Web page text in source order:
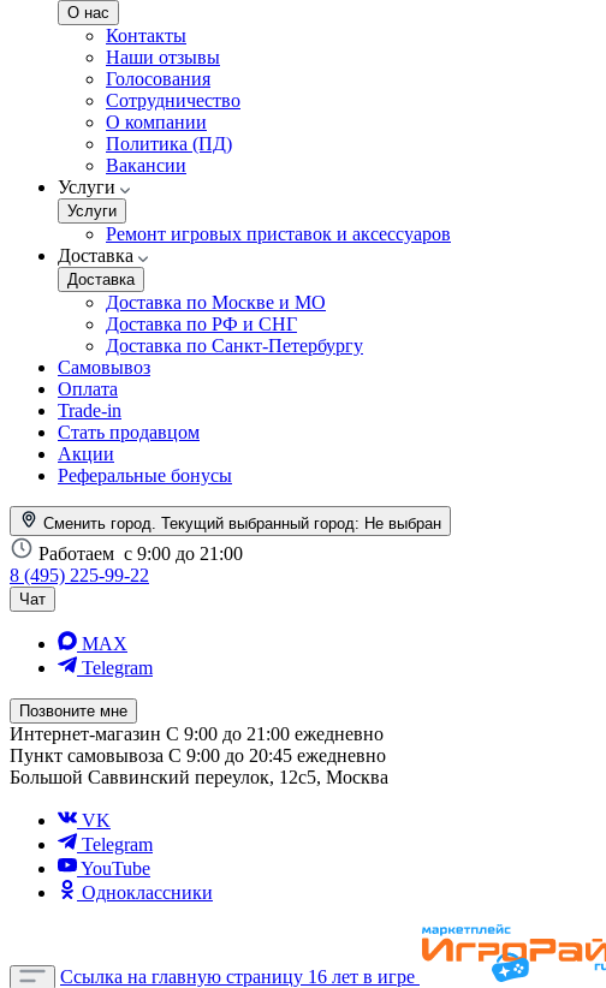
О нас
Контакты
Наши отзывы
Голосования
Сотрудничество
О компании
Политика (ПД)
Вакансии
Услуги
Услуги
Ремонт игровых приставок и аксессуаров
Доставка
Доставка
Доставка по Москве и МО
Доставка по РФ и СНГ
Доставка по Санкт-Петербургу
Самовывоз
Оплата
Trade-in
Стать продавцом
Акции
Реферальные бонусы
Сменить город. Текущий выбранный город: Не выбран
Работаем с 9:00 до 21:00
8 (495) 225-99-22
Чат
MAX
Telegram
Позвоните мне
Интернет-магазин С 9:00 до 21:00 ежедневно
Пункт самовывоза С 9:00 до 20:45 ежедневно
Большой Саввинский переулок, 12с5, Москва
VK
Telegram
YouTube
Одноклассники
Ссылка на главную страницу 16 лет в игре